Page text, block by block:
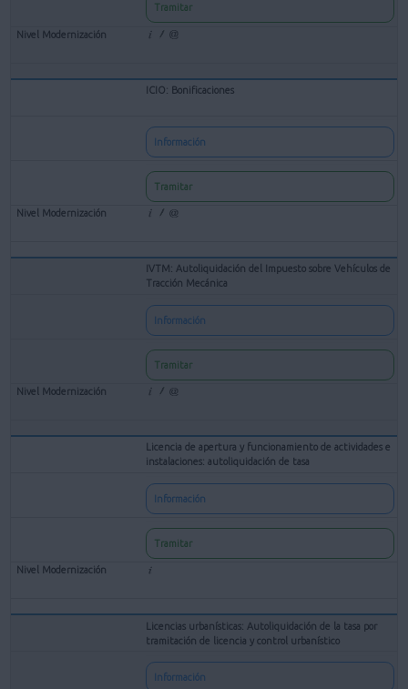
Tramitar
ICIO: Bonificaciones
Información
Tramitar
IVTM: Autoliquidación del Impuesto sobre Vehículos de
Tracción Mecánica
Información
Tramitar
Licencia de apertura y funcionamiento de actividades e
instalaciones: autoliquidación de tasa
Información
Tramitar
Licencias urbanísticas: Autoliquidación de la tasa por
tramitación de licencia y control urbanístico
Información